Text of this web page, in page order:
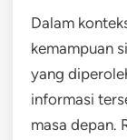
Dalam
kemampuan
yang
informasi
masa depan.